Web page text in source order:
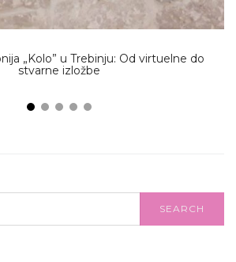
„Kolo” u Trebinju: Od virtuelne do
stvarne izložbe
SEARCH